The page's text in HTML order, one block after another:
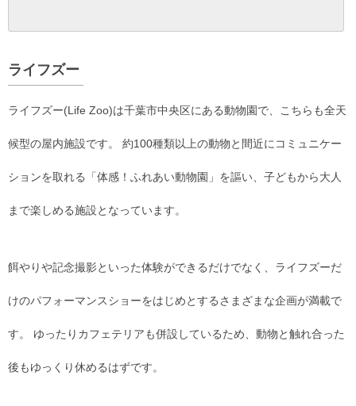
ライフズー
ライフズー(Life Zoo)は千葉市中央区にある動物園で、こちらも全天
候型の屋内施設です。 約100種類以上の動物と間近にコミュニケー
ションを取れる「体感！ふれあい動物園」を謳い、子どもから大人
まで楽しめる施設となっています。
餌やりや記念撮影といった体験ができるだけでなく、ライフズーだ
けのパフォーマンスショーをはじめとするさまざまな企画が満載で
す。 ゆったりカフェテリアも併設しているため、動物と触れ合った
後もゆっくり休めるはずです。